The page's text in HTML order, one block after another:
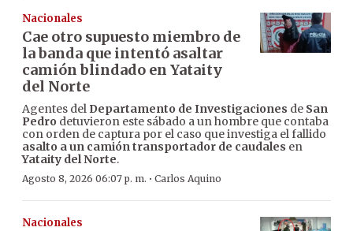
Nacionales
Cae otro supuesto miembro de
la banda que intentó asaltar
camión blindado en Yataity
del Norte
Agentes del Departamento de Investigaciones de San
Pedro detuvieron este sábado a un hombre que contaba
con orden de captura por el caso que investiga el fallido
asalto a un camión transportador de caudales en
Yataity del Norte.
Agosto 8, 2026 06:07 p. m. · Carlos Aquino
Nacionales